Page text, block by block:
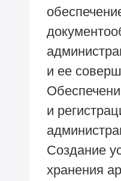
и ее
и
Создание
хранения